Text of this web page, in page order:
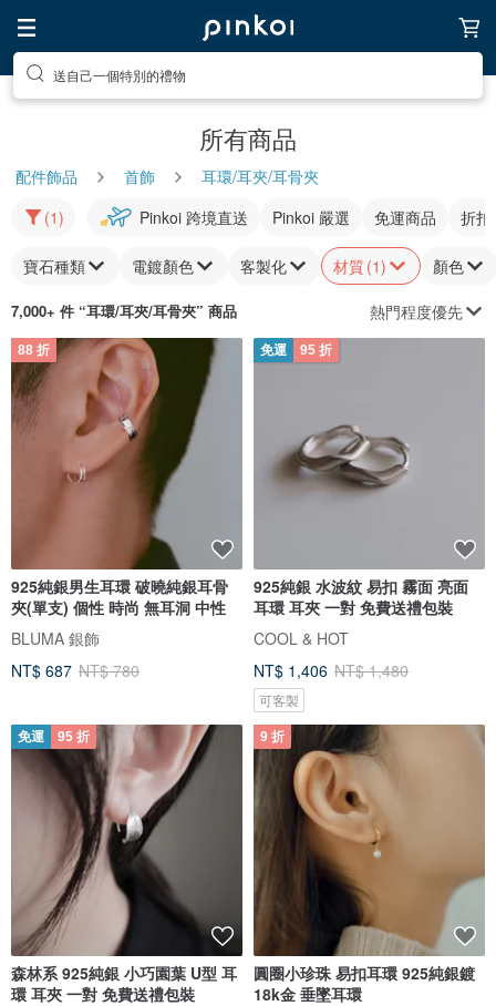
送自己一個特別的禮物
所有商品
配件飾品 首飾
耳環/耳夾/耳骨夾
(1)
Pinkoi 跨境直送 Pinkoi 嚴選 免運商品 折扣
寶石種類 電鍍顏色 客製化 材質(1) 顏色
7,000+ 件 “耳環/耳夾/耳骨夾” 商品 熱門程度優先
88 折
925純銀男生耳環 破曉純銀耳骨
夾(單支) 個性 時尚 無耳洞 中性
BLUMA 銀飾
NT$ 687 NT$ 780
免運 95 折
925純銀 水波紋 易扣 霧面 亮面
耳環 耳夾 一對 免費送禮包裝
COOL & HOT
NT$ 1,406 NT$ 1,480
可客製
免運 95 折
森林系 925純銀 小巧園葉 U型 耳
環 耳夾 一對 免費送禮包裝
9 折
圓圈小珍珠 易扣耳環 925純銀鍍
18k金 垂墜耳環